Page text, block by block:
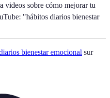
videos sobre cómo mejorar tu
"hábitos diarios bienestar
bienestar emocional sur